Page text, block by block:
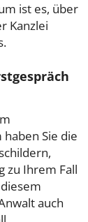
ist es, über
Kanzlei
Sie die
zu Ihrem Fall
auch